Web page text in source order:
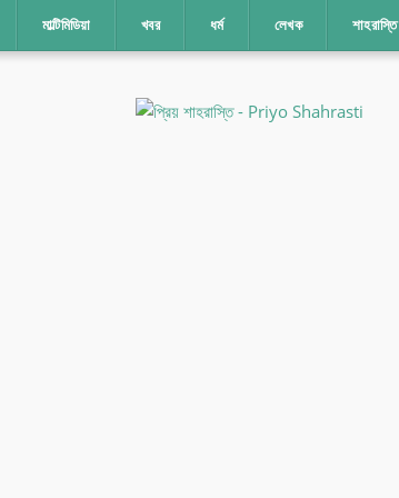
মাল্টিমিডিয়া খবর ধর্ম লেখক শাহরাস্তি